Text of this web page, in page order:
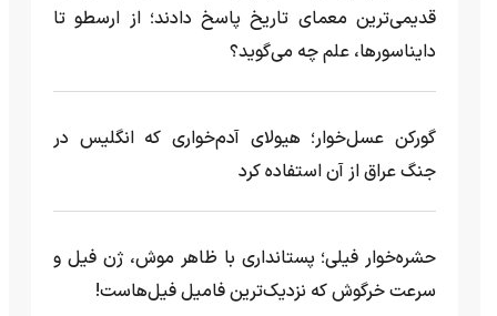
قدیمی‌ترین معمای تاریخ پاسخ دادند؛ از ارسطو تا
دایناسورها، علم چه می‌گوید؟
گورکن عسل‌خوار؛ هیولای آدم‌خواری که انگلیس در
جنگ عراق از آن استفاده کرد
حشره‌خوار فیلی؛ پستانداری با ظاهر موش، ژن فیل و
سرعت خرگوش که نزدیک‌ترین فامیل فیل‌هاست!